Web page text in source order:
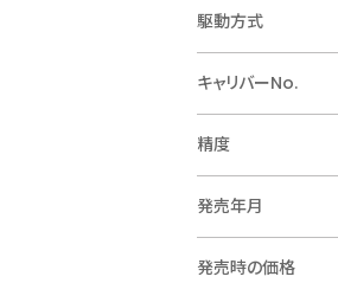
駆動方式
キャリバーNo.
精度
発売年月
発売時の価格